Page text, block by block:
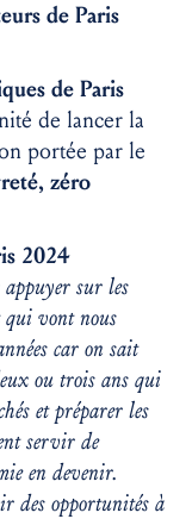
de Paris
de Paris
de lancer la
portée par le
zéro
2024
appuyer sur les
qui vont nous
car on sait
ou trois ans qui
et préparer les
servir de
en devenir.
des opportunités à